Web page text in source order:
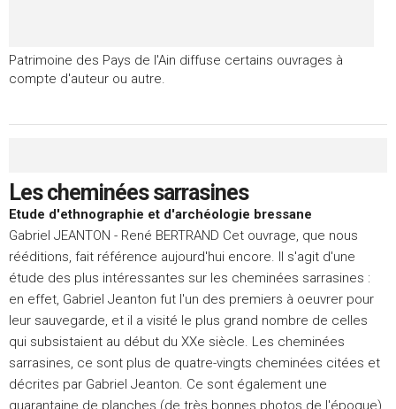
Patrimoine des Pays de l'Ain diffuse certains ouvrages à
compte d'auteur ou autre.
Les cheminées sarrasines
Etude d'ethnographie et d'archéologie bressane
Gabriel JEANTON - René BERTRAND Cet ouvrage, que nous
rééditions, fait référence aujourd'hui encore. Il s'agit d'une
étude des plus intéressantes sur les cheminées sarrasines :
en effet, Gabriel Jeanton fut l'un des premiers à oeuvrer pour
leur sauvegarde, et il a visité le plus grand nombre de celles
qui subsistaient au début du XXe siècle. Les cheminées
sarrasines, ce sont plus de quatre-vingts cheminées citées et
décrites par Gabriel Jeanton. Ce sont également une
quarantaine de planches (de très bonnes photos de l'époque)